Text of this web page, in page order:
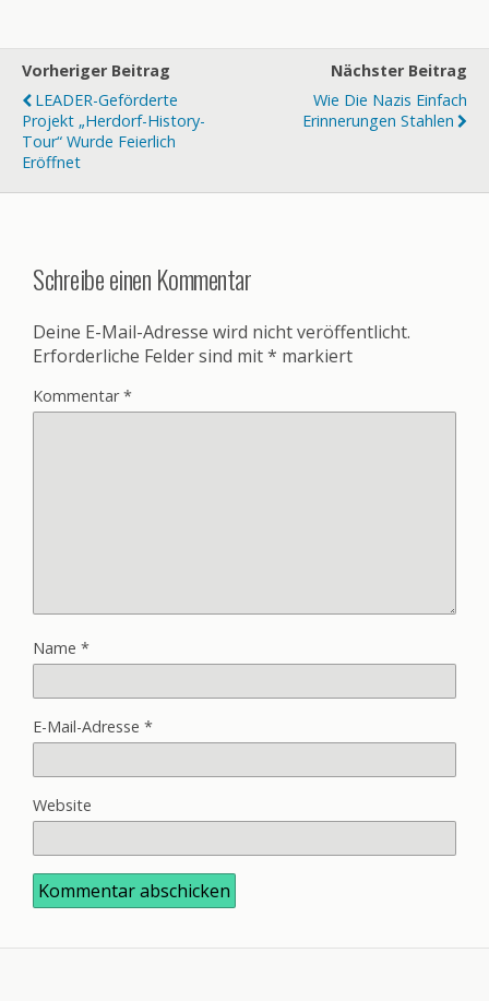
Vorheriger Beitrag
LEADER-Geförderte
Projekt „Herdorf-History-
Tour“ Wurde Feierlich
Eröffnet
Nächster Beitrag
Wie Die Nazis Einfach
Erinnerungen Stahlen
Schreibe einen Kommentar
Deine E-Mail-Adresse wird nicht veröffentlicht.
Erforderliche Felder sind mit* markiert
Kommentar*
Name *
E-Mail-Adresse *
Website